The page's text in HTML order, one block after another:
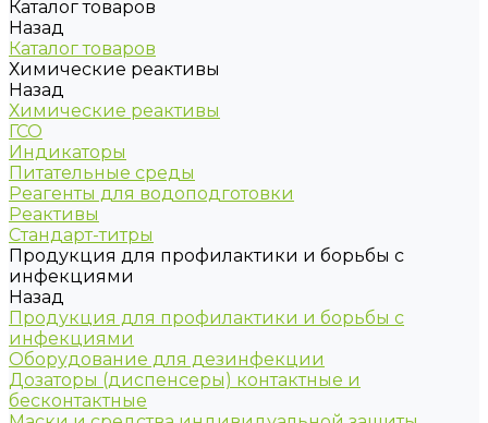
Каталог товаров
Назад
Каталог товаров
Химические реактивы
Назад
Химические реактивы
ГСО
Индикаторы
Питательные среды
Реагенты для водоподготовки
Реактивы
Стандарт-титры
Продукция для профилактики и борьбы с
инфекциями
Назад
Продукция для профилактики и борьбы с
инфекциями
Оборудование для дезинфекции
Дозаторы (диспенсеры) контактные и
бесконтактные